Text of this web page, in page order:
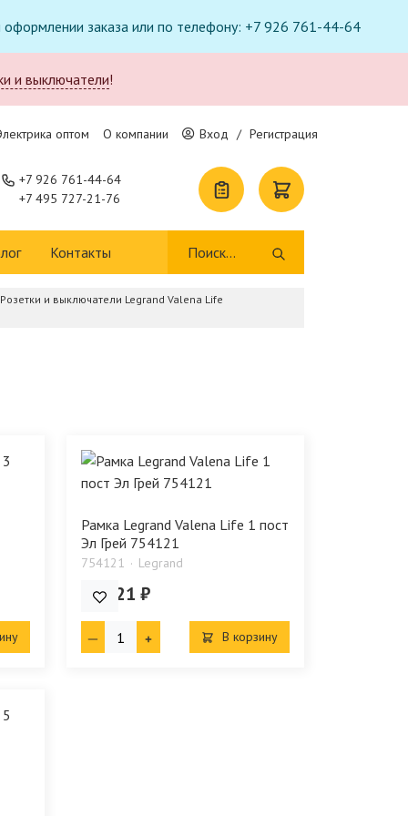
оформлении заказа или по телефону: +7 926 761-44-64
и выключатели!
оптом О компании Вход / Регистрация
+7 926 761-44-64
+7 495 727-21-76
Контакты
Розетки и выключатели Legrand Valena Life
Рамка Legrand Valena Life 1 пост
Эл Грей 754121
754121 Legrand
441.21 ₽
В корзину